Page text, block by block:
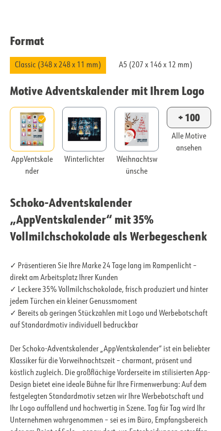
Format
Classic (348 x 248 x 11 mm) A5 (207 x 146 x 12 mm)
Motive Adventskalender mit Ihrem Logo
AppVentskale
nder
Winterlichter
Weihnachtsw
ünsche
+ 100
Alle Motive
ansehen
Schoko-Adventskalender
„AppVentskalender“ mit 35%
Vollmilchschokolade als Werbegeschenk
✓ Präsentieren Sie Ihre Marke 24 Tage lang im Rampenlicht –
direkt am Arbeitsplatz Ihrer Kunden
✓ Leckere 35% Vollmilchschokolade, frisch produziert und hinter
jedem Türchen ein kleiner Genussmoment
✓ Bereits ab geringen Stückzahlen mit Logo und Werbebotschaft
auf Standardmotiv individuell bedruckbar
Der Schoko-Adventskalender „AppVentskalender“ ist ein beliebter
Klassiker für die Vorweihnachtszeit – charmant, präsent und
köstlich zugleich. Die großflächige Vorderseite im stilisierten App-
Design bietet eine ideale Bühne für Ihre Firmenwerbung: Auf dem
festgelegten Standardmotiv setzen wir Ihre Werbebotschaft und
Ihr Logo auffallend und hochwertig in Szene. Tag für Tag wird Ihr
Unternehmen wahrgenommen – sei es im Büro, Empfangsbereich